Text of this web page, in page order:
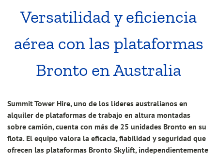
Versatilidad y eficiencia
aérea con las plataformas
Bronto en Australia
Summit Tower Hire, uno de los líderes australianos en
alquiler de plataformas de trabajo en altura montadas
sobre camión, cuenta con más de 25 unidades Bronto en su
flota. El equipo valora la eficacia, fiabilidad y seguridad que
ofrecen las plataformas Bronto Skylift, independientemente